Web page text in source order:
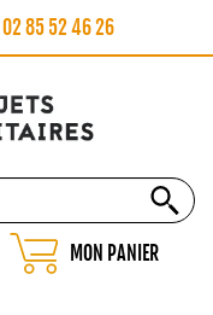
02 85 52 46 26
MON PANIER